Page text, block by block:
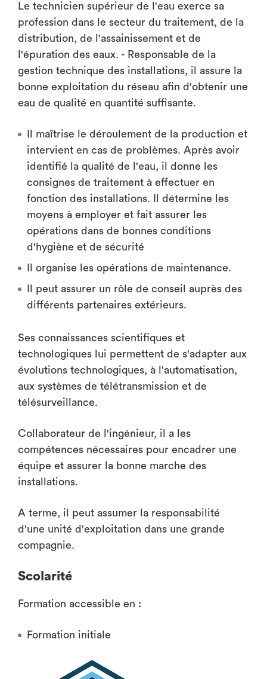
Le technicien supérieur de l'eau exerce sa
profession dans le secteur du traitement, de la
distribution, de l'assainissement et de
l'épuration des eaux. - Responsable de la
gestion technique des installations, il assure la
bonne exploitation du réseau afin d'obtenir une
eau de qualité en quantité suffisante.
Il maîtrise le déroulement de la production et
intervient en cas de problèmes. Après avoir
identifié la qualité de l'eau, il donne les
consignes de traitement à effectuer en
fonction des installations. Il détermine les
moyens à employer et fait assurer les
opérations dans de bonnes conditions
d'hygiène et de sécurité
Il organise les opérations de maintenance.
Il peut assurer un rôle de conseil auprès des
différents partenaires extérieurs.
Ses connaissances scientifiques et
technologiques lui permettent de s'adapter aux
évolutions technologiques, à l'automatisation,
aux systèmes de télétransmission et de
télésurveillance.
Collaborateur de l'ingénieur, il a les
compétences nécessaires pour encadrer une
équipe et assurer la bonne marche des
installations.
A terme, il peut assumer la responsabilité
d'une unité d'exploitation dans une grande
compagnie.
Scolarité
Formation accessible en :
Formation initiale